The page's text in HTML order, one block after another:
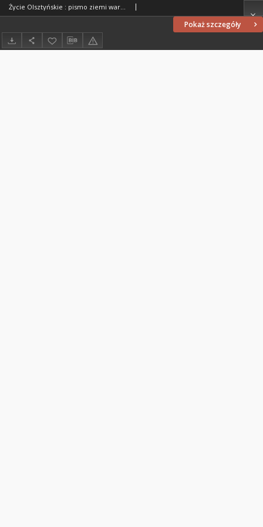
Pokaż szczegóły
Życie Olsztyńskie : pismo ziemi warmińsko-mazurskiej, 1951, nr 85